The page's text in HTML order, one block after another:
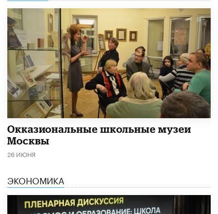
​Окказиональные школьные музеи
Москвы
26 ИЮНЯ
ЭКОНОМИКА